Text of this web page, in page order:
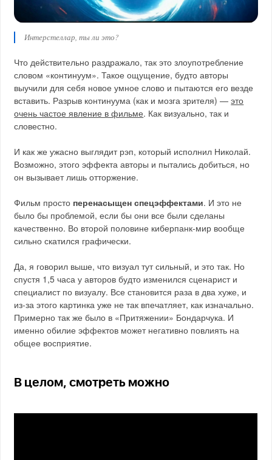
Интерстеллар, ты ли это?
Что действительно раздражало, так это злоупотребление
словом «континуум». Такое ощущение, будто авторы
выучили для себя новое умное слово и пытаются его везде
вставить. Разрыв континуума (как и мозга зрителя) —это
очень частое явление в фильме. Как визуально, так и
словестно.
И как же ужасно выглядит рэп, который исполнил Николай.
Возможно, этого эффекта авторы и пытались добиться, но
он вызывает лишь отторжение.
Фильм просто перенасыщен спецэффектами. И это не
было бы проблемой, если бы они все были сделаны
качественно. Во второй половине киберпанк-мир вообще
сильно скатился графически.
Да, я говорил выше, что визуал тут сильный, и это так. Но
спустя 1,5 часа у авторов будто изменился сценарист и
специалист по визуалу. Все становится раза в два хуже, и
из-за этого картинка уже не так впечатляет, как изначально.
Примерно так же было в «Притяжении» Бондарчука. И
именно обилие эффектов может негативно повлиять на
общее восприятие.
В целом, смотреть можно